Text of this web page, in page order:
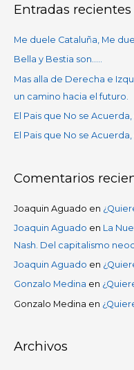
c
p
o
r
:
Entradas recientes
Me duele Cataluña, Me
Bella y Bestia son…..
Mas alla de Derecha e
un camino hacia el futuro.
El Pais que No se
El Pais que No se
Comentarios
Joaquin Aguado en
Joaquin Aguado en La
Nash. Del capitalismo
Joaquin Aguado en
Gonzalo Medina en
Gonzalo Medina en
Archivos